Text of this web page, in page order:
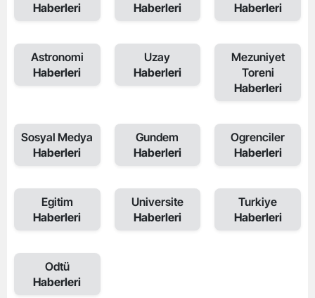
Haberleri
Haberleri
Haberleri
Astronomi
Haberleri
Uzay
Haberleri
Mezuniyet
Toreni
Haberleri
Sosyal Medya
Haberleri
Gundem
Haberleri
Ogrenciler
Haberleri
Egitim
Haberleri
Universite
Haberleri
Turkiye
Haberleri
Odtü
Haberleri